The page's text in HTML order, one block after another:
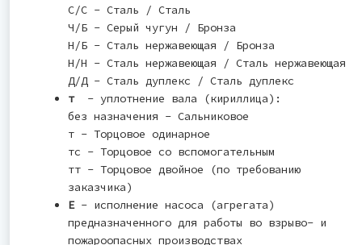
С/С - Сталь / Сталь
Ч/Б - Серый чугун / Бронза
Н/Б - Сталь нержавеющая / Бронза
Н/Н - Сталь нержавеющая / Сталь нержавеющая
Д/Д - Сталь дуплекс / Сталь дуплекс
т- уплотнение вала (кириллица):
без назначения - Cальниковое
т - Торцовое одинарное
тс - Торцовое со вспомогательным
тт - Торцовое двойное (по требованию
заказчика)
Е- исполнение насоса (агрегата)
предназначенного для работы во взрыво- и
пожароопасных производствах